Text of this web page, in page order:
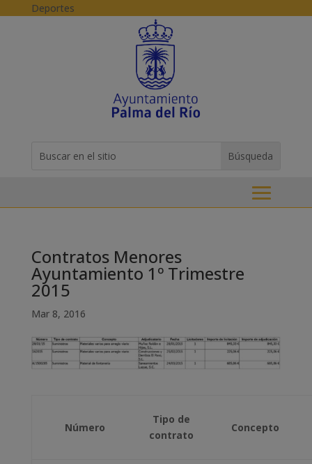
Skip to content
Deportes
for...
Contratos Menores
Ayuntamiento 1º Trimestre
2015
Mar 8, 2016
Número
Tipo de
contrato
Concepto